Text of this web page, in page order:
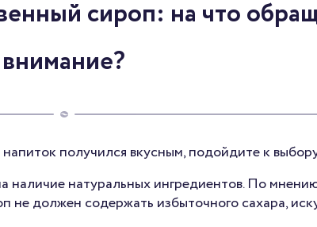
сироп: на что
внимание?
получился вкусным, подойдите к
наличие натуральных ингредиентов. По
не должен содержать избыточного сахара,